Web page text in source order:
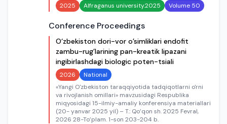
2025 Alfraganus university.2025 Volume 50
Conference Proceedings
O‘zbekiston dori-vor o’simliklari endofit
zambu-rug’larining pan-kreatik lipazani
ingibirlashdagi biologic poten-tsiali
2026
National
«Yangi O'zbekiston taraqqiyotida tadqiqotlarni o'rni
va rivojlanish omillari» mavzusidagi Respublika
miqyosidagi 15-ilmiy-amaliy konferensiya materiallari
(20- yanvar 2025 yil) – T.: Qo’qon sh. 2025 Fevral,
2026 28-To’plam. 1-son 203-204 b.